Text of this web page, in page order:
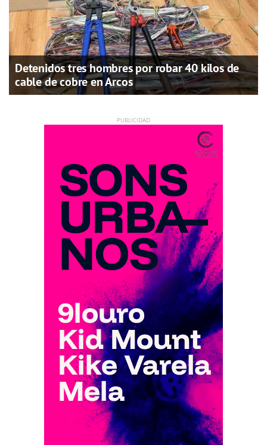
Detenidos tres hombres por robar 40 kilos de
cable de cobre en Arcos